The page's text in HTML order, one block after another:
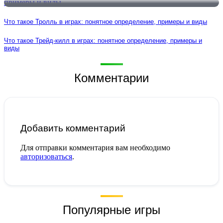
Что такое Тролль в играх: понятное определение, примеры и виды
Что такое Трейд-килл в играх: понятное определение, примеры и
виды
Комментарии
Добавить комментарий
Для отправки комментария вам необходимо
авторизоваться.
Популярные игры